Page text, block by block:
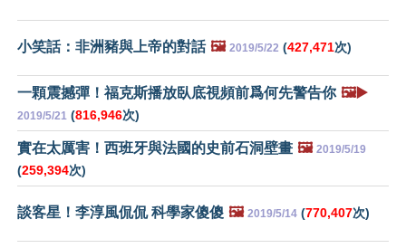
小笑話：非洲豬與上帝的對話 🖼️ 2019/5/22 (427,471次)
一顆震撼彈！福克斯播放臥底視頻前爲何先警告你 🖼️▶️
2019/5/21 (816,946次)
實在太厲害！西班牙與法國的史前石洞壁畫 🖼️ 2019/5/19
(259,394次)
談客星！李淳風侃侃 科學家傻傻 🖼️ 2019/5/14 (770,407次)